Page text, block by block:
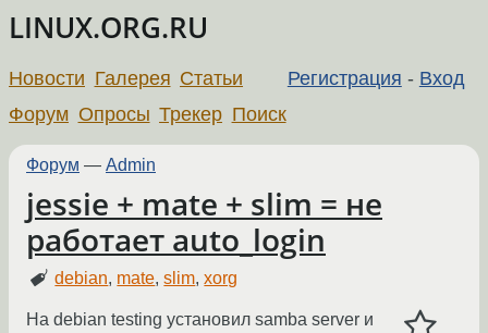
LINUX.ORG.RU
Регистрация - Вход
Новости Галерея Статьи
Форум Опросы Трекер Поиск
Форум — Admin
jessie + mate + slim = не
работает auto_login
debian, mate,slim,xorg
На debian testing установил samba server и